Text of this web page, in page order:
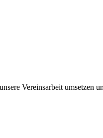
Vereinsarbeit umsetzen